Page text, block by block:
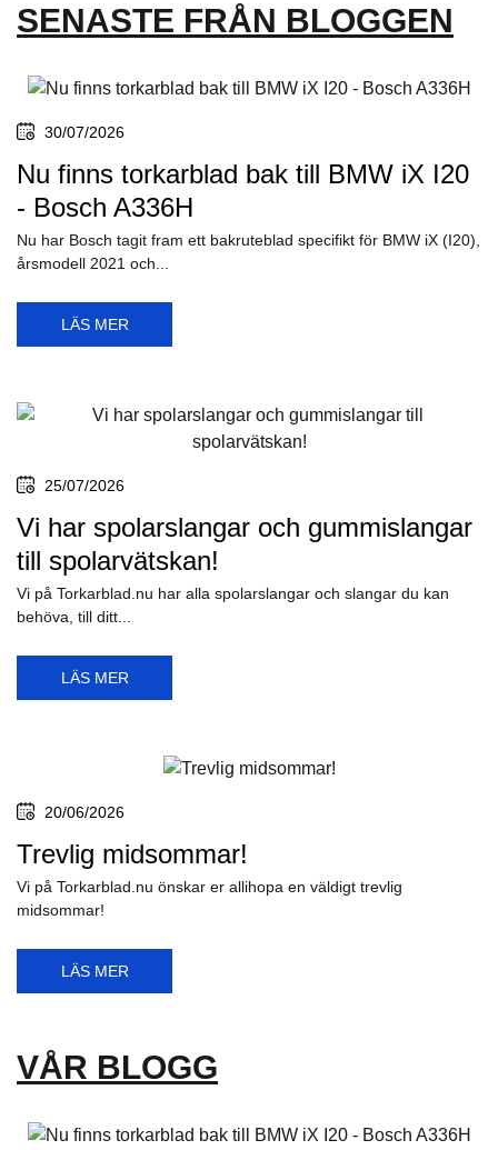
SENASTE FRÅN BLOGGEN
30/07/2026
Nu finns torkarblad bak till BMW iX I20
- Bosch A336H
Nu har Bosch tagit fram ett bakruteblad specifikt för BMW iX (I20),
årsmodell 2021 och...
LÄS MER
25/07/2026
Vi har spolarslangar och gummislangar
till spolarvätskan!
Vi på Torkarblad.nu har alla spolarslangar och slangar du kan
behöva, till ditt...
LÄS MER
20/06/2026
Trevlig midsommar!
Vi på Torkarblad.nu önskar er allihopa en väldigt trevlig
midsommar!
LÄS MER
VÅR BLOGG